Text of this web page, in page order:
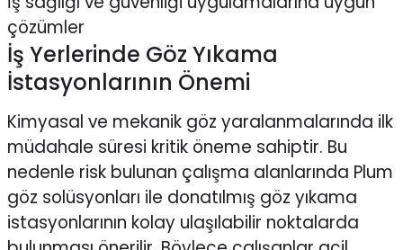
çözümler
İş Yerlerinde Göz Yıkama
İstasyonlarının Önemi
Kimyasal ve mekanik göz yaralanmalarında ilk
müdahale süresi kritik öneme sahiptir. Bu
nedenle risk bulunan çalışma alanlarında Plum
göz solüsyonları ile donatılmış göz yıkama
istasyonlarının kolay ulaşılabilir noktalarda